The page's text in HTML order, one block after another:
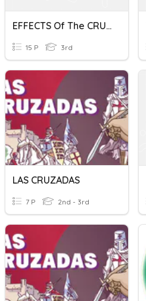
EFFECTS Of The CRUSADES
15 P 3rd
LAS CRUZADAS
7 P 2nd - 3rd